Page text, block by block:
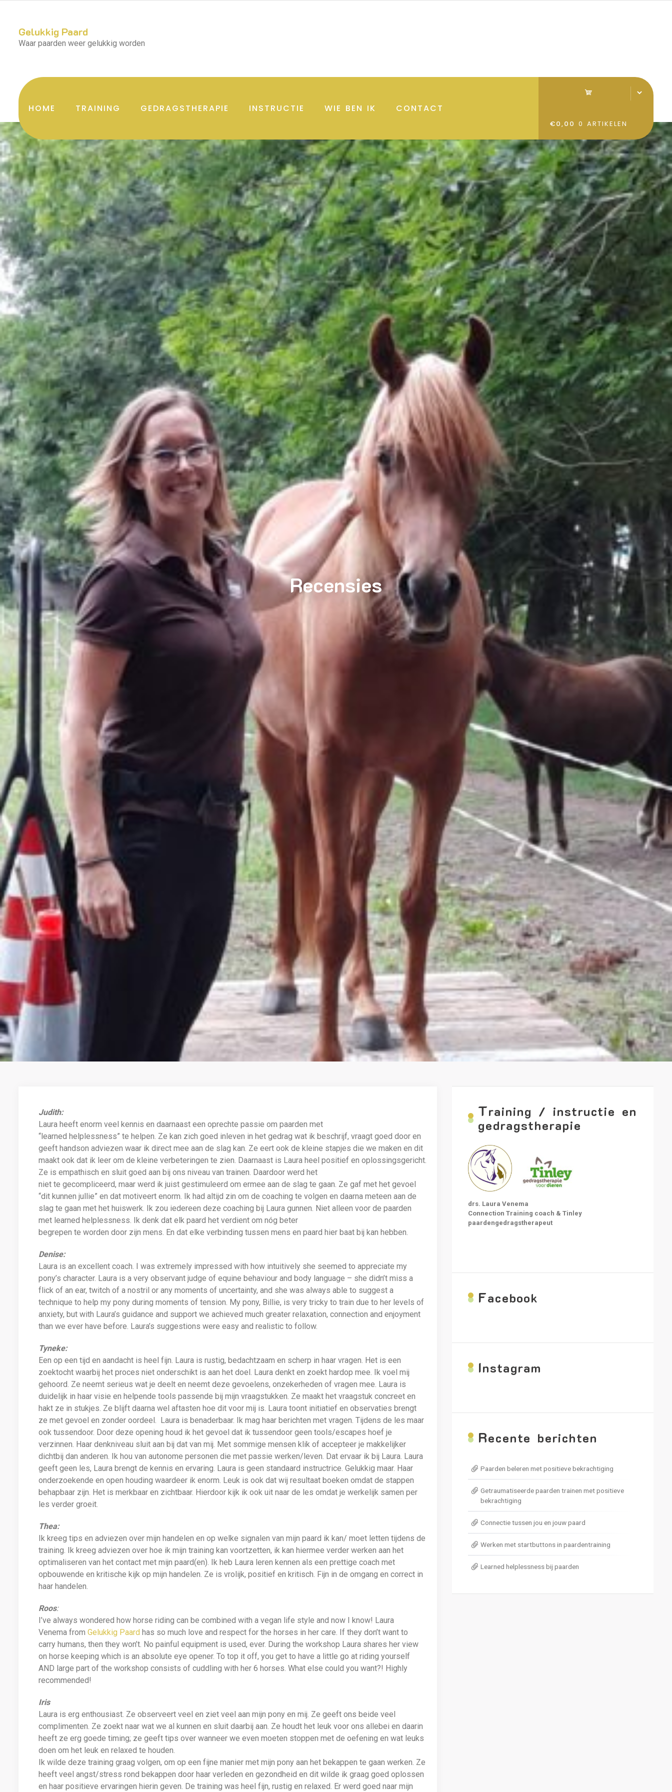
Gelukkig Paard
Waar paarden weer gelukkig worden
HOME TRAINING GEDRAGSTHERAPIE INSTRUCTIE WIE BEN IK CONTACT
€0,00 0 ARTIKELEN
Recensies
Judith:
Laura heeft enorm veel kennis en daarnaast een oprechte passie om paarden met
“learned helplessness” te helpen. Ze kan zich goed inleven in het gedrag wat ik beschrijf, vraagt goed door en
geeft handson adviezen waar ik direct mee aan de slag kan. Ze eert ook de kleine stapjes die we maken en dit
maakt ook dat ik leer om de kleine verbeteringen te zien. Daarnaast is Laura heel positief en oplossingsgericht.
Ze is empathisch en sluit goed aan bij ons niveau van trainen. Daardoor werd het
niet te gecompliceerd, maar werd ik juist gestimuleerd om ermee aan de slag te gaan. Ze gaf met het gevoel
“dit kunnen jullie” en dat motiveert enorm. Ik had altijd zin om de coaching te volgen en daarna meteen aan de
slag te gaan met het huiswerk. Ik zou iedereen deze coaching bij Laura gunnen. Niet alleen voor de paarden
met learned helplessness. Ik denk dat elk paard het verdient om nóg beter
begrepen te worden door zijn mens. En dat elke verbinding tussen mens en paard hier baat bij kan hebben.
Denise:
Laura is an excellent coach. I was extremely impressed with how intuitively she seemed to appreciate my
pony’s character. Laura is a very observant judge of equine behaviour and body language – she didn’t miss a
flick of an ear, twitch of a nostril or any moments of uncertainty, and she was always able to suggest a
technique to help my pony during moments of tension. My pony, Billie, is very tricky to train due to her levels of
anxiety, but with Laura’s guidance and support we achieved much greater relaxation, connection and enjoyment
than we ever have before. Laura’s suggestions were easy and realistic to follow.
Tyneke:
Een op een tijd en aandacht is heel fijn. Laura is rustig, bedachtzaam en scherp in haar vragen. Het is een
zoektocht waarbij het proces niet onderschikt is aan het doel. Laura denkt en zoekt hardop mee. Ik voel mij
gehoord. Ze neemt serieus wat je deelt en neemt deze gevoelens, onzekerheden of vragen mee. Laura is
duidelijk in haar visie en helpende tools passende bij mijn vraagstukken. Ze maakt het vraagstuk concreet en
hakt ze in stukjes. Ze blijft daarna wel aftasten hoe dit voor mij is. Laura toont initiatief en observaties brengt
ze met gevoel en zonder oordeel. Laura is benaderbaar. Ik mag haar berichten met vragen. Tijdens de les maar
ook tussendoor. Door deze opening houd ik het gevoel dat ik tussendoor geen tools/escapes hoef je
verzinnen. Haar denkniveau sluit aan bij dat van mij. Met sommige mensen klik of accepteer je makkelijker
dichtbij dan anderen. Ik hou van autonome personen die met passie werken/leven. Dat ervaar ik bij Laura. Laura
geeft geen les, Laura brengt de kennis en ervaring. Laura is geen standaard instructrice. Gelukkig maar. Haar
onderzoekende en open houding waardeer ik enorm. Leuk is ook dat wij resultaat boeken omdat de stappen
behapbaar zijn. Het is merkbaar en zichtbaar. Hierdoor kijk ik ook uit naar de les omdat je werkelijk samen per
les verder groeit.
Thea:
Ik kreeg tips en adviezen over mijn handelen en op welke signalen van mijn paard ik kan/ moet letten tijdens de
training. Ik kreeg adviezen over hoe ik mijn training kan voortzetten, ik kan hiermee verder werken aan het
optimaliseren van het contact met mijn paard(en). Ik heb Laura leren kennen als een prettige coach met
opbouwende en kritische kijk op mijn handelen. Ze is vrolijk, positief en kritisch. Fijn in de omgang en correct in
haar handelen.
Roos:
I’ve always wondered how horse riding can be combined with a vegan life style and now I know! Laura
Venema from Gelukkig Paard has so much love and respect for the horses in her care. If they don’t want to
carry humans, then they won’t. No painful equipment is used, ever. During the workshop Laura shares her view
on horse keeping which is an absolute eye opener. To top it off, you get to have a little go at riding yourself
AND large part of the workshop consists of cuddling with her 6 horses. What else could you want?! Highly
recommended!
Iris
Laura is erg enthousiast. Ze observeert veel en ziet veel aan mijn pony en mij. Ze geeft ons beide veel
complimenten. Ze zoekt naar wat we al kunnen en sluit daarbij aan. Ze houdt het leuk voor ons allebei en daarin
heeft ze erg goede timing; ze geeft tips over wanneer we even moeten stoppen met de oefening en wat leuks
doen om het leuk en relaxed te houden.
Ik wilde deze training graag volgen, om op een fijne manier met mijn pony aan het bekappen te gaan werken. Ze
heeft veel angst/stress rond bekappen door haar verleden en gezondheid en dit wilde ik graag goed oplossen
en haar positieve ervaringen hierin geven. De training was heel fijn, rustig en relaxed. Er werd goed naar mijn
Training / instructie en
gedragstherapie
drs. Laura Venema
Connection Training coach & Tinley
paardengedragstherapeut
Facebook
Instagram
Recente berichten
Paarden beleren met positieve bekrachtiging
Getraumatiseerde paarden trainen met positieve
bekrachtiging
Connectie tussen jou en jouw paard
Werken met startbuttons in paardentraining
Learned helplessness bij paarden